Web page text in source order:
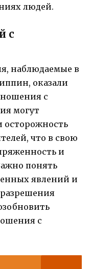
людей.
с
наблюдаемые в
оказали
с
могут
осторожность
что в свою
и
понять
явлений и
с